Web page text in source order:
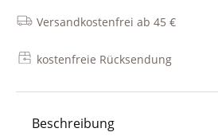
Versandkostenfrei ab 45 €
kostenfreie Rücksendung
Beschreibung